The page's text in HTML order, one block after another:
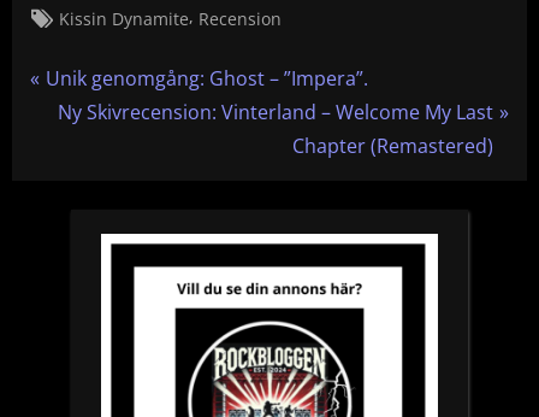
Tags:
Kissin Dynamite, Recension
P
Unik genomgång: Ghost – ”Impera”.
N
Ny Skivrecension: Vinterland – Welcome My Last
Chapter (Remastered)